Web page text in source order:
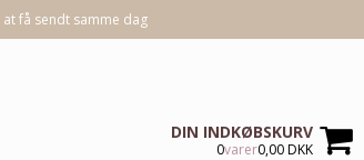
få sendt samme dag
DIN INDKØBSKURV
0varer0,00 DKK